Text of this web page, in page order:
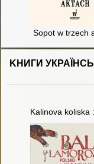
Sopot w trzech
KНИГИ
Kalinova koliska